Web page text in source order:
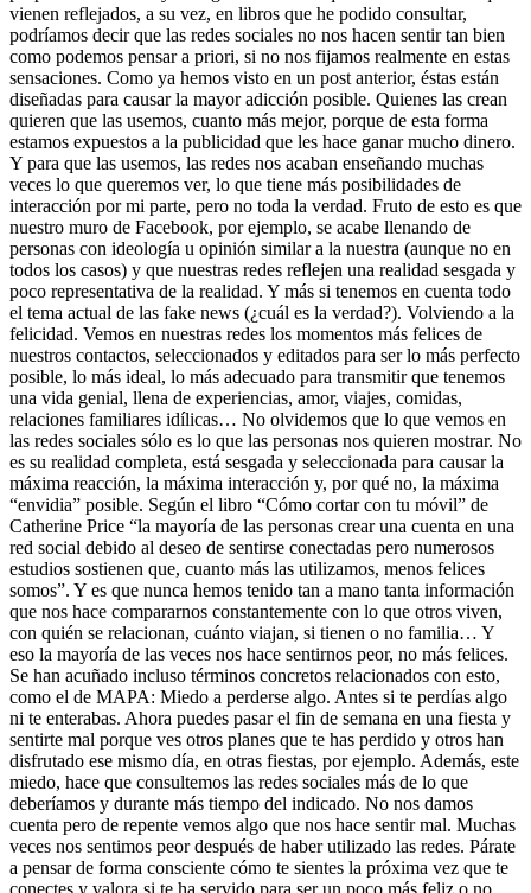
vienen reflejados, a su vez, en libros que he podido consultar,
podríamos decir que las redes sociales no nos hacen sentir tan bien
como podemos pensar a priori, si no nos fijamos realmente en estas
sensaciones. Como ya hemos visto en un post anterior, éstas están
diseñadas para causar la mayor adicción posible. Quienes las crean
quieren que las usemos, cuanto más mejor, porque de esta forma
estamos expuestos a la publicidad que les hace ganar mucho dinero.
Y para que las usemos, las redes nos acaban enseñando muchas
veces lo que queremos ver, lo que tiene más posibilidades de
interacción por mi parte, pero no toda la verdad. Fruto de esto es que
nuestro muro de Facebook, por ejemplo, se acabe llenando de
personas con ideología u opinión similar a la nuestra (aunque no en
todos los casos) y que nuestras redes reflejen una realidad sesgada y
poco representativa de la realidad. Y más si tenemos en cuenta todo
el tema actual de las fake news (¿cuál es la verdad?). Volviendo a la
felicidad. Vemos en nuestras redes los momentos más felices de
nuestros contactos, seleccionados y editados para ser lo más perfecto
posible, lo más ideal, lo más adecuado para transmitir que tenemos
una vida genial, llena de experiencias, amor, viajes, comidas,
relaciones familiares idílicas… No olvidemos que lo que vemos en
las redes sociales sólo es lo que las personas nos quieren mostrar. No
es su realidad completa, está sesgada y seleccionada para causar la
máxima reacción, la máxima interacción y, por qué no, la máxima
“envidia” posible. Según el libro “Cómo cortar con tu móvil” de
Catherine Price “la mayoría de las personas crear una cuenta en una
red social debido al deseo de sentirse conectadas pero numerosos
estudios sostienen que, cuanto más las utilizamos, menos felices
somos”. Y es que nunca hemos tenido tan a mano tanta información
que nos hace compararnos constantemente con lo que otros viven,
con quién se relacionan, cuánto viajan, si tienen o no familia… Y
eso la mayoría de las veces nos hace sentirnos peor, no más felices.
Se han acuñado incluso términos concretos relacionados con esto,
como el de MAPA: Miedo a perderse algo. Antes si te perdías algo
ni te enterabas. Ahora puedes pasar el fin de semana en una fiesta y
sentirte mal porque ves otros planes que te has perdido y otros han
disfrutado ese mismo día, en otras fiestas, por ejemplo. Además, este
miedo, hace que consultemos las redes sociales más de lo que
deberíamos y durante más tiempo del indicado. No nos damos
cuenta pero de repente vemos algo que nos hace sentir mal. Muchas
veces nos sentimos peor después de haber utilizado las redes. Párate
a pensar de forma consciente cómo te sientes la próxima vez que te
conectes y valora si te ha servido para ser un poco más feliz o no.